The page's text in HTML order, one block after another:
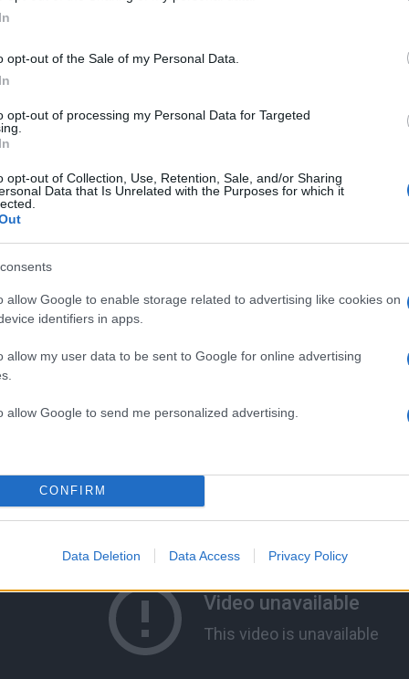
opt-out of the Sale of my Personal Data.
opt-out of processing my Personal Data for Targeted
opt-out of Collection, Use, Retention, Sale, and/or Sharing
Data that Is Unrelated with the Purposes for which it
allow Google to enable storage related to advertising like cookies on
identifiers in apps.
allow my user data to be sent to Google for online advertising
allow Google to send me personalized advertising.
CONFIRM
Data Deletion Data Access Privacy Policy
TOP